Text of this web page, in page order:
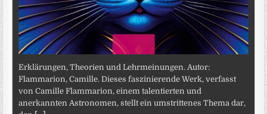
Erklärungen, Theorien und Lehrmeinungen. Autor:
Flammarion, Camille. Dieses faszinierende Werk, verfasst
von Camille Flammarion, einem talentierten und
anerkannten Astronomen, stellt ein umstrittenes Thema dar,